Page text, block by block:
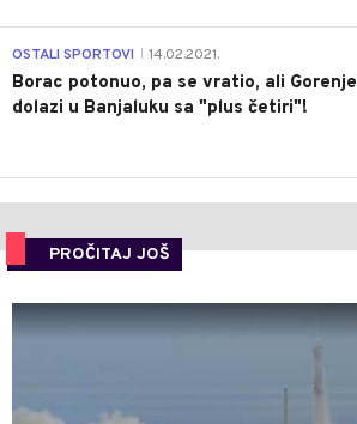
OSTALI SPORTOVI 14.02.2021.
Borac potonuo, pa se vratio, ali Gorenje
dolazi u Banjaluku sa "plus četiri"!
PROČITAJ JOŠ